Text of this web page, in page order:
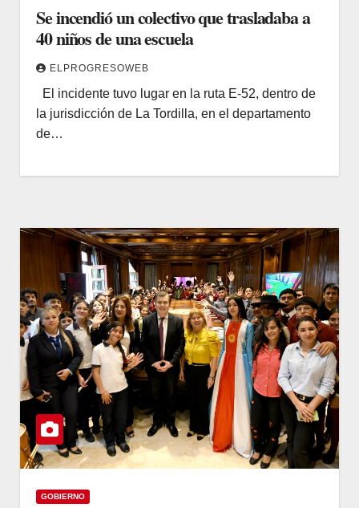
Se incendió un colectivo que trasladaba a
40 niños de una escuela
ELPROGRESOWEB
El incidente tuvo lugar en la ruta E-52, dentro de
la jurisdicción de La Tordilla, en el departamento
de…
GOBIERNO